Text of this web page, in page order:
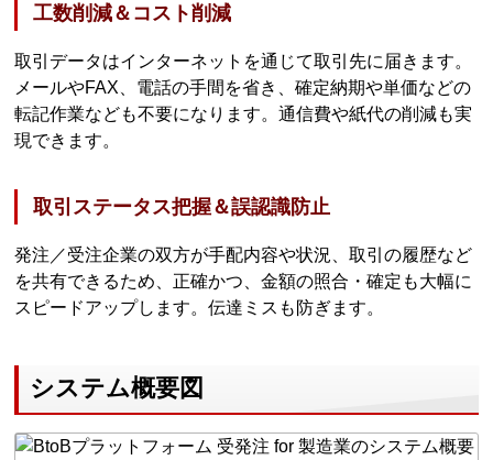
工数削減＆コスト削減
取引データはインターネットを通じて取引先に届きます。
メールやFAX、電話の手間を省き、確定納期や単価などの
転記作業なども不要になります。通信費や紙代の削減も実
現できます。
取引ステータス把握＆誤認識防止
発注／受注企業の双方が手配内容や状況、取引の履歴など
を共有できるため、正確かつ、金額の照合・確定も大幅に
スピードアップします。伝達ミスも防ぎます。
システム概要図